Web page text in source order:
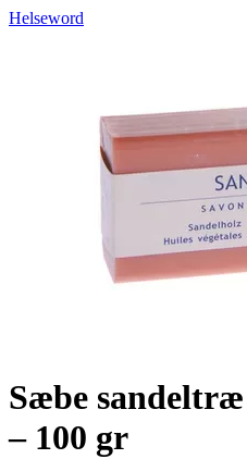
Helseword
Sæbe
– 100 gr